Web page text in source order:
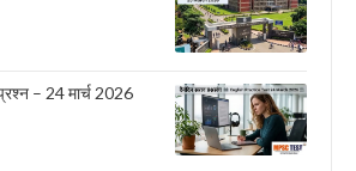
– 24 मार्च 2026